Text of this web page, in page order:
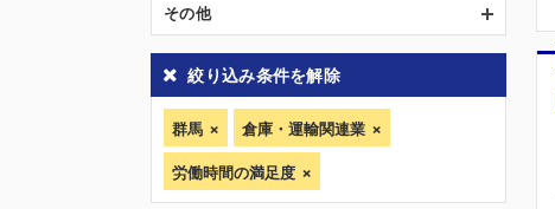
その他
絞り込み条件を解除
群馬
倉庫・運輸関連業
労働時間の満足度